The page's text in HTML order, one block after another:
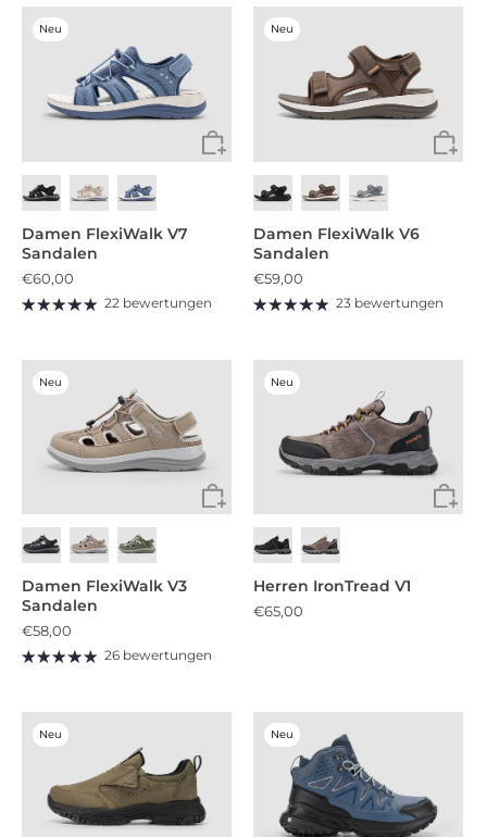
Neu
Damen FlexiWalk V7
Sandalen
€60,00
22 bewertungen
Neu
Damen FlexiWalk V6
Sandalen
€59,00
23 bewertungen
Neu
Damen FlexiWalk V3
Sandalen
€58,00
26 bewertungen
Neu
Herren IronTread V1
€65,00
Neu Neu